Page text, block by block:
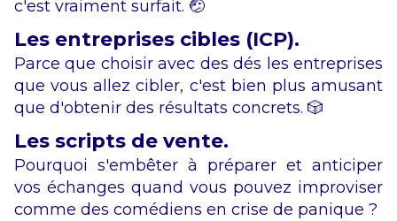
c'est vraiment surfait. 🤕
Les entreprises cibles (ICP).
Parce que choisir avec des dés les entreprises
que vous allez cibler, c'est bien plus amusant
que d'obtenir des résultats concrets. 🎲
Les scripts de vente.
Pourquoi s'embêter à préparer et anticiper
vos échanges quand vous pouvez improviser
comme des comédiens en crise de panique ?